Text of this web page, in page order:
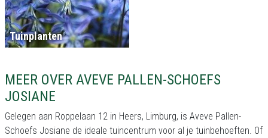
Tuinplanten
MEER OVER AVEVE PALLEN-SCHOEFS
JOSIANE
Gelegen aan Roppelaan 12 in Heers, Limburg, is Aveve Pallen-
Schoefs Josiane de ideale tuincentrum voor al je tuinbehoeften. Of